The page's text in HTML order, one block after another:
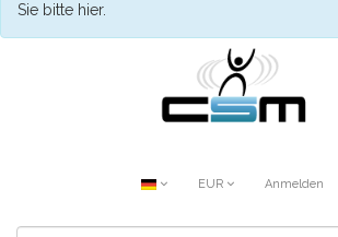
Sie bitte hier.
EUR Anmelden